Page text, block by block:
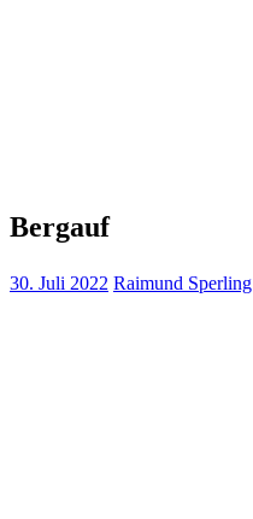
Bergauf
30. Juli 2022 Raimund Sperling